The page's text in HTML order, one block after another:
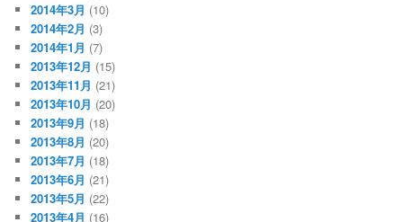
2014年3月 (10)
2014年2月 (3)
2014年1月 (7)
2013年12月 (15)
2013年11月 (21)
2013年10月 (20)
2013年9月 (18)
2013年8月 (20)
2013年7月 (18)
2013年6月 (21)
2013年5月 (22)
2013年4月 (16)